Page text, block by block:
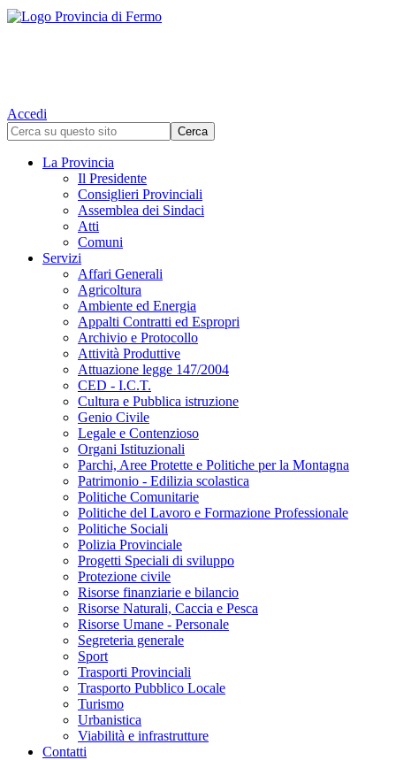
Accedi
La Provincia
Il Presidente
Consiglieri Provinciali
Assemblea dei Sindaci
Atti
Comuni
Servizi
Affari Generali
Agricoltura
Ambiente ed Energia
Appalti Contratti ed Espropri
Archivio e Protocollo
Attività Produttive
Attuazione legge 147/2004
CED - I.C.T.
Cultura e Pubblica istruzione
Genio Civile
Legale e Contenzioso
Organi Istituzionali
Parchi, Aree Protette e Politiche per la Montagna
Patrimonio - Edilizia scolastica
Politiche Comunitarie
Politiche del Lavoro e Formazione Professionale
Politiche Sociali
Polizia Provinciale
Progetti Speciali di sviluppo
Protezione civile
Risorse finanziarie e bilancio
Risorse Naturali, Caccia e Pesca
Risorse Umane - Personale
Segreteria generale
Sport
Trasporti Provinciali
Trasporto Pubblico Locale
Turismo
Urbanistica
Viabilità e infrastrutture
Contatti